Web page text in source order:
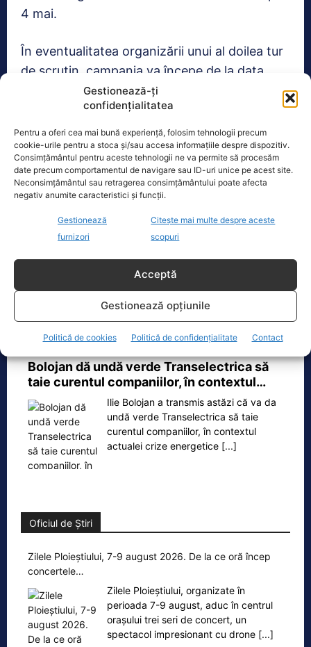
Gestionează-ți
confidențialitatea
Pentru a oferi cea mai bună experiență, folosim tehnologii precum
cookie-urile pentru a stoca și/sau accesa informațiile despre dispozitiv.
Consimțământul pentru aceste tehnologii ne va permite să procesăm
date precum comportamentul de navigare sau ID-uri unice pe acest site.
Neconsimțământul sau retragerea consimțământului poate afecta
negativ anumite caracteristici și funcții.
Gestionează
furnizori
Citește mai multe despre aceste
scopuri
Acceptă
Gestionează opțiunile
Politică de cookies Politică de confidențialitate Contact
4 mai.
În eventualitatea organizării unui al doilea tur
de scrutin, campania va începe de la data
validării rezultatelor primului tur de către
Curtea Constituțională și se va încheia la data
de 17 mai, ora 7:00.
Realitatea
Padina Buzău -…
F‑16 al Forțelor Aeriene Române, în zona Padina, în
Ecopolitic
Bolojan dă undă verde Transelectrica să
taie curentul companiilor, în contextul…
Ilie Bolojan a transmis astăzi că va da
undă verde Transelectrica să taie
curentul companiilor, în contextul
actualei crize energetice [...]
Oficiul de Știri
Zilele Ploieștiului, 7-9 august 2026. De la ce oră încep
concertele…
Zilele Ploieștiului, organizate în
perioada 7-9 august, aduc în centrul
orașului trei seri de concert, un
spectacol impresionant cu drone [...]